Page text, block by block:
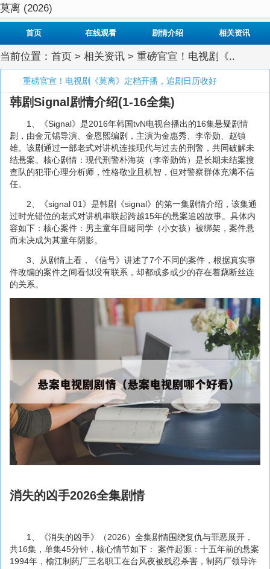
莫离 (2026)
首页 在线观看 剧情介绍 相关资讯
当前位置： 首页 > 相关资讯 > 重磅官宣！电视剧《..
重磅官宣！电视剧《莫离》定档开播，追剧日历收好
韩剧Signal剧情介绍(1-16全集)
1、《Signal》是2016年韩国tvN电视台播出的16集悬疑剧情
剧，由金元锡导演、金恩熙编剧，主演为金惠秀、李帝勋、赵镇
雄。该剧通过一部老式对讲机连接现代与过去的刑警，共同破解未
结悬案。核心剧情：现代刑警朴海英（李帝勋饰）是长期未结案搜
查队的犯罪心理分析师，性格敬业且机智，但对警察群体充满不信
任。
2、《signal 01》是韩剧《signal》的第一集剧情介绍，该集通
过时光错位的老式对讲机串联起跨越15年的悬案追凶故事。具体内
容如下：核心案件：男主童年目睹同学（小女孩）被绑架，案件悬
而未决成为其童年阴影。
3、从剧情上看，《信号》讲述了7个不同的案件，根据真实事
件改编的案件之间看似没有联系，却都或多或少的存在着藕断丝连
的关系。
消失的凶手2026全集剧情
1、《消失的凶手》（2026）全集剧情围绕复仇与罪恶展开，
共16集，单集45分钟，核心情节如下： 案件起源：十五年前的悬案
1994年，榆江制药厂三名职工在台风夜被残忍杀害，制药厂领导许